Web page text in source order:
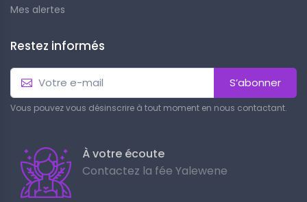
Mes alertes
Restez informés
S’abonner
Vous pouvez vous désinscrire à tout moment en nous contactant.
À votre écoute
Contactez la fée Yalewene